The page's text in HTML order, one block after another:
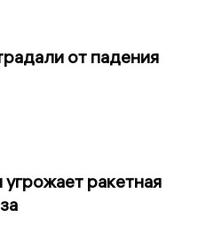
от падения
ракетная